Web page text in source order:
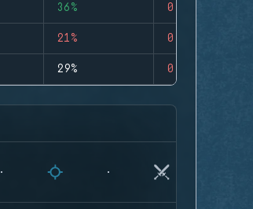
36% 0
21% 0
29% 0